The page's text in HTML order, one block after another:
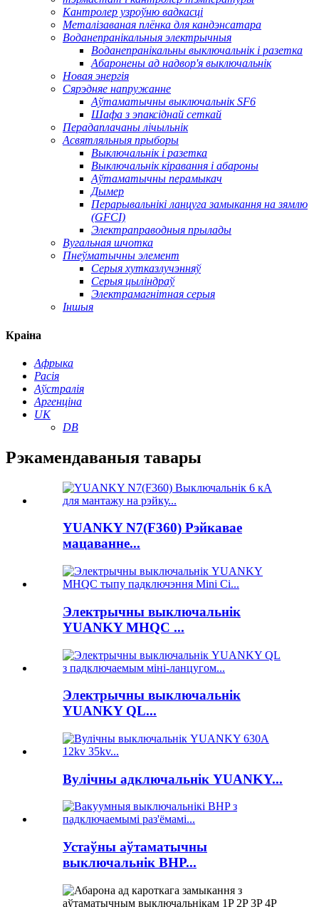
Кантролер узроўню вадкасці
Металізаваная плёнка для кандэнсатара
Воданепранікальныя электрычныя
Воданепранікальны выключальнік і разетка
Абаронены ад надвор'я выключальнік
Новая энергія
Сярэдняе напружанне
Аўтаматычны выключальнік SF6
Шафа з эпаксіднай сеткай
Перадаплачаны лічыльнік
Асвятляльныя прыборы
Выключальнік і разетка
Выключальнік кіравання і абароны
Аўтаматычны перамыкач
Дымер
Перарывальнікі ланцуга замыкання на зямлю
(GFCI)
Электраправодныя прылады
Вугальная шчотка
Пнеўматычны элемент
Серыя хутказлучэнняў
Серыя цыліндраў
Электрамагнітная серыя
Іншыя
Краіна
Афрыка
Расія
Аўстралія
Аргенціна
UK
DB
Рэкамендаваныя тавары
YUANKY N7(F360) Рэйкавае
мацаванне...
Электрычны выключальнік
YUANKY MHQC ...
Электрычны выключальнік
YUANKY QL...
Вулічны адключальнік YUANKY...
Устаўны аўтаматычны
выключальнік BHP...